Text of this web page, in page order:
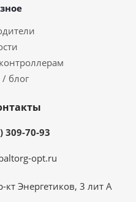
/ блог
309-70-93
opt.ru
кт Энергетиков, 3 лит А